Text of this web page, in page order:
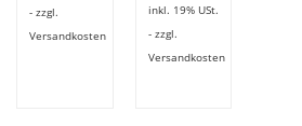
- zzgl.
Versandkosten
inkl. 19% USt.
- zzgl.
Versandkosten